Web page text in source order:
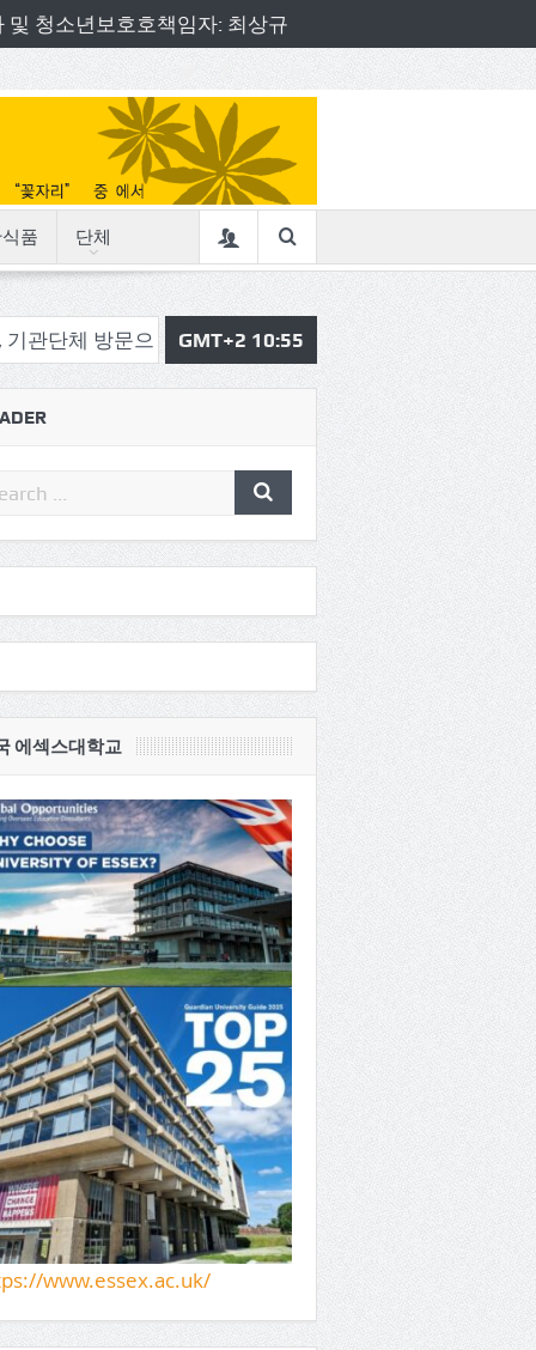
청소년보호호책임자: 최상규
품 단체
으로 소통의정 시작 삼육중 4-H 환경동아리, 구리시청
GMT+2 10:55
에섹스대학교
www.essex.ac.uk/